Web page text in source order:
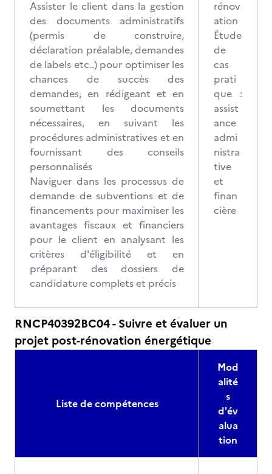
Assister le client dans la gestion
des documents administratifs
(permis de construire,
déclaration préalable, demandes
de labels etc..) pour optimiser les
chances de succès des
demandes, en rédigeant et en
soumettant les documents
nécessaires, en suivant les
procédures administratives et en
fournissant des conseils
personnalisés
Naviguer dans les processus de
demande de subventions et de
financements pour maximiser les
avantages fiscaux et financiers
pour le client en analysant les
critères d'éligibilité et en
préparant des dossiers de
candidature complets et précis
rénov
ation
Étude
de
cas
prati
que :
assist
ance
admi
nistra
tive
et
finan
cière
RNCP40392BC04 - Suivre et évaluer un
projet post-rénovation énergétique
Liste de compétences
Mod
alité
s
d'év
alua
tion